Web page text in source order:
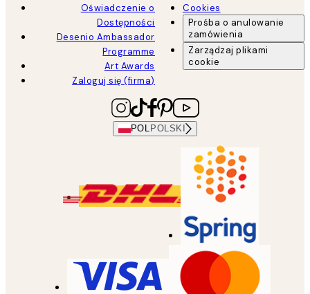
Oświadczenie o
Dostępności
Desenio Ambassador
Programme
Art Awards
Zaloguj się (firma)
Cookies
Prośba o anulowanie
zamówienia
Zarządzaj plikami
cookie
POL POLSKI